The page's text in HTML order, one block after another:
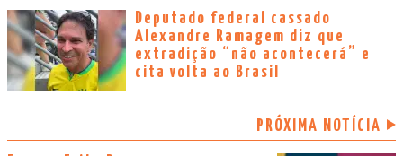
Deputado federal cassado
Alexandre Ramagem diz que
extradição “não acontecerá” e
cita volta ao Brasil
PRÓXIMA NOTÍCIA